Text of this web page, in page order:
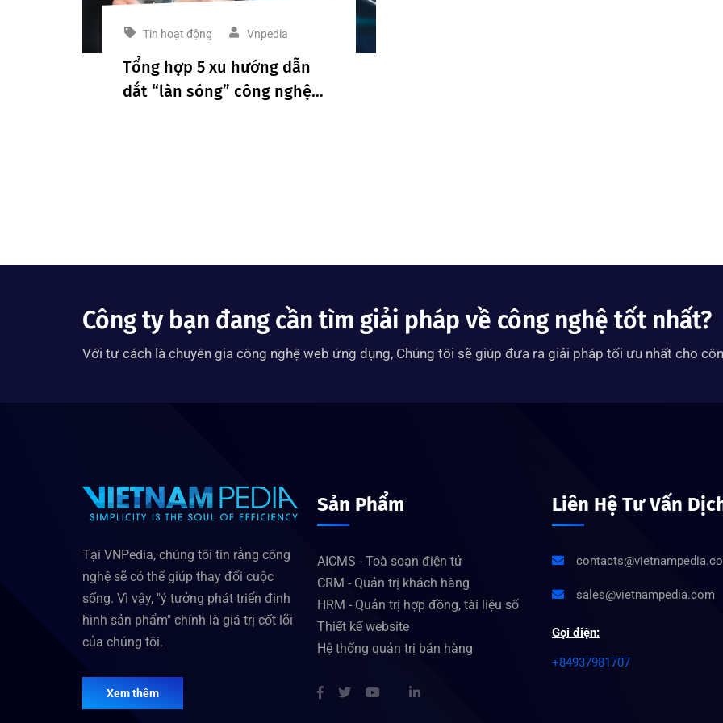
Tin hoạt động Vnpedia
Tổng hợp 5 xu hướng dẫn
dắt “làn sóng” công nghệ
Công ty bạn đang cần tìm giải pháp về công nghệ tốt nhất?
Với tư cách là chuyên gia công nghệ web ứng dụng, Chúng tôi sẽ giúp đưa ra giải pháp tối ưu nhất cho
Tại VNPedia, chúng tôi tin rằng công
nghệ sẽ có thể giúp thay đổi cuộc
sống. Vì vậy, "ý tưởng phát triển định
hình sản phẩm" chính là giá trị cốt lõi
của chúng tôi.
Xem thêm
Sản Phẩm
AICMS - Toà soạn điện tử
CRM - Quản trị khách hàng
HRM - Quản trị hợp đồng, tài liệu số
Thiết kế website
Hệ thống quản trị bán hàng
Liên Hệ Tư Vấn
sales@vietnampedia.com
Gọi điện:
+84937981707